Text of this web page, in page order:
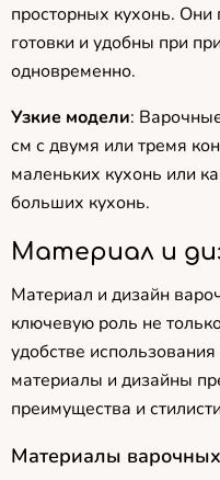
просторных кухонь.
готовки и удобны при
одновременно.
Узкие модели:
см с двумя или тремя
маленьких кухонь или
больших кухонь.
Материал и
Материал и дизайн
ключевую роль не
удобстве
материалы и дизайны
преимущества и
Материалы